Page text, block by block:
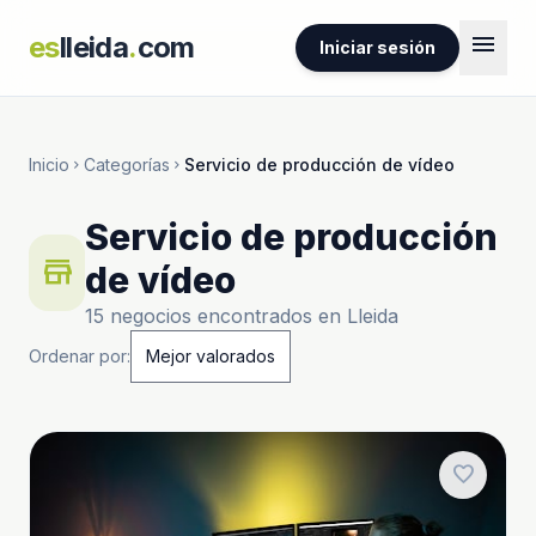
eslleida.com Iniciar sesión menu
Inicio chevron_right Categorías chevron_right Servicio de producción de vídeo
store
Servicio de producción
de vídeo
15 negocios encontrados en Lleida
Ordenar por:
favorite